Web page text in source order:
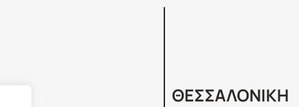
ΘΕΣΣΑΛΟΝΙΚΗ